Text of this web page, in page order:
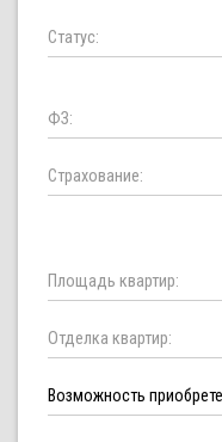
Статус:
ФЗ:
Страхование:
Площадь квартир:
Отделка квартир:
Возможность